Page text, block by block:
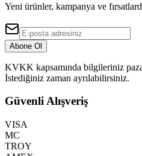
Yeni ürünler, kampanya ve
Abone Ol
KVKK kapsamında bilgileriniz
İstediğiniz zaman ayrılabilirsiniz.
Güvenli Alışveriş
VISA
MC
TROY